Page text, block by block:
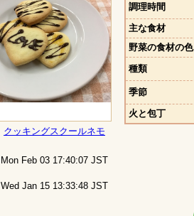
クッキングスクールネモ
Mon Feb 03 17:40:07 JST
Wed Jan 15 13:33:48 JST
調理時間
主な食材
野菜の食材の色
種類
季節
火と包丁